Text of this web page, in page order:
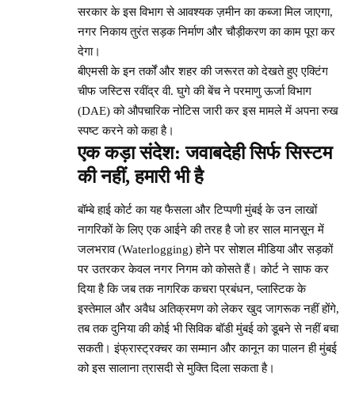
सरकार के इस विभाग से आवश्यक ज़मीन का कब्जा मिल जाएगा,
नगर निकाय तुरंत सड़क निर्माण और चौड़ीकरण का काम पूरा कर
देगा।
बीएमसी के इन तर्कों और शहर की जरूरत को देखते हुए एक्टिंग
चीफ जस्टिस रवींद्र वी. घुगे की बेंच ने परमाणु ऊर्जा विभाग
(DAE) को औपचारिक नोटिस जारी कर इस मामले में अपना रुख
स्पष्ट करने को कहा है।
एक कड़ा संदेश: जवाबदेही सिर्फ सिस्टम
की नहीं, हमारी भी है
बॉम्बे हाई कोर्ट का यह फैसला और टिप्पणी मुंबई के उन लाखों
नागरिकों के लिए एक आईने की तरह है जो हर साल मानसून में
जलभराव (Waterlogging) होने पर सोशल मीडिया और सड़कों
पर उतरकर केवल नगर निगम को कोसते हैं। कोर्ट ने साफ कर
दिया है कि जब तक नागरिक कचरा प्रबंधन, प्लास्टिक के
इस्तेमाल और अवैध अतिक्रमण को लेकर खुद जागरूक नहीं होंगे,
तब तक दुनिया की कोई भी सिविक बॉडी मुंबई को डूबने से नहीं बचा
सकती। इंफ्रास्ट्रक्चर का सम्मान और कानून का पालन ही मुंबई
को इस सालाना त्रासदी से मुक्ति दिला सकता है।